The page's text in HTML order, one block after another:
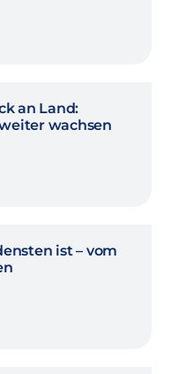
an Land:
wachsen
ist – vom